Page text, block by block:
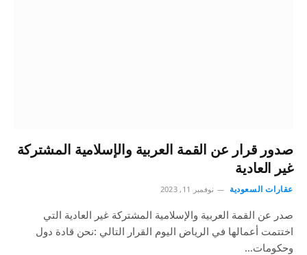
صدور قرار عن القمة العربية والإسلامية المشتركة
غير العادية
عقارات السعودية نوفمبر 11, 2023
صدر عن القمة العربية والإسلامية المشتركة غير العادية التي
اختتمت أعمالها في الرياض اليوم القرار التالي :نحن قادة دول
وحكومات…